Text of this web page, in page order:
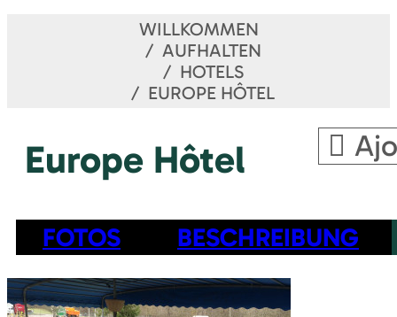
WILLKOMMEN
AUFHALTEN
HOTELS
EUROPE HÔTEL
Europe Hôtel
FOTOS BESCHREIBUNG